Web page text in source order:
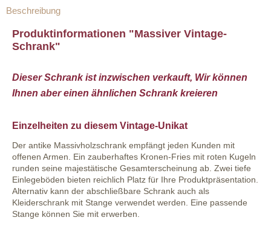
Beschreibung
Produktinformationen "Massiver Vintage-
Schrank"
Dieser Schrank ist inzwischen verkauft, Wir können
Ihnen aber einen ähnlichen Schrank kreieren
Einzelheiten zu diesem Vintage-Unikat
Der antike Massivholzschrank empfängt jeden Kunden mit
offenen Armen. Ein zauberhaftes Kronen-Fries mit roten Kugeln
runden seine majestätische Gesamterscheinung ab. Zwei tiefe
Einlegeböden bieten reichlich Platz für Ihre Produktpräsentation.
Alternativ kann der abschließbare Schrank auch als
Kleiderschrank mit Stange verwendet werden. Eine passende
Stange können Sie mit erwerben.